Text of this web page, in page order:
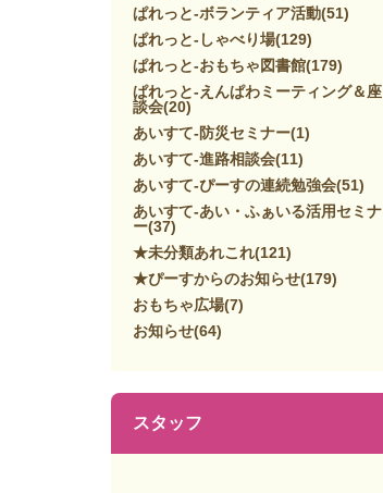
ぱれっと-ボランティア活動(51)
ぱれっと-しゃべり場(129)
ぱれっと-おもちゃ図書館(179)
ぱれっと-えんぱわミーティング＆座
談会(20)
あいすて-防災セミナー(1)
あいすて-進路相談会(11)
あいすて-ぴーすの連続勉強会(51)
あいすて-あい・ふぁいる活用セミナ
ー(37)
★未分類あれこれ(121)
★ぴーすからのお知らせ(179)
おもちゃ広場(7)
お知らせ(64)
スタッフ